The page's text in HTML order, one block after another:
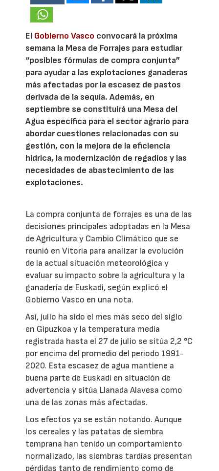
El Gobierno Vasco convocará la próxima
semana la Mesa de Forrajes para estudiar
“posibles fórmulas de compra conjunta”
para ayudar a las explotaciones ganaderas
más afectadas por la escasez de pastos
derivada de la sequía. Además, en
septiembre se constituirá una Mesa del
Agua específica para el sector agrario para
abordar cuestiones relacionadas con su
gestión, con la mejora de la eficiencia
hídrica, la modernización de regadíos y las
necesidades de abastecimiento de las
explotaciones.
La compra conjunta de forrajes es una de las
decisiones principales adoptadas en la Mesa
de Agricultura y Cambio Climático que se
reunió en Vitoria para analizar la evolución
de la actual situación meteorológica y
evaluar su impacto sobre la agricultura y la
ganadería de Euskadi, según explicó el
Gobierno Vasco en una nota.
Así, julio ha sido el mes más seco del siglo
en Gipuzkoa y la temperatura media
registrada hasta el 27 de julio se sitúa 2,2 °C
por encima del promedio del periodo 1991-
2020. Esta escasez de agua mantiene a
buena parte de Euskadi en situación de
advertencia y sitúa Llanada Alavesa como
una de las zonas más afectadas.
Los efectos ya se están notando. Aunque
los cereales y las patatas de siembra
temprana han tenido un comportamiento
normalizado, las siembras tardías presentan
pérdidas tanto de rendimiento como de